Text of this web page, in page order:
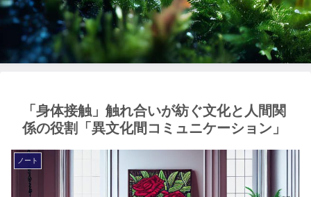
「身体接触」触れ合いが紡ぐ文化と人間関
係の役割「異文化間コミュニケーション」
ノート